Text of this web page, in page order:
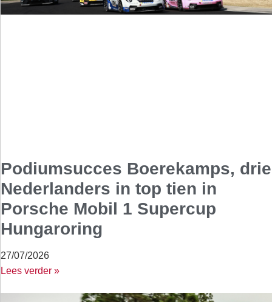
Podiumsucces Boerekamps, drie
Nederlanders in top tien in
Porsche Mobil 1 Supercup
Hungaroring
27/07/2026
Lees verder »